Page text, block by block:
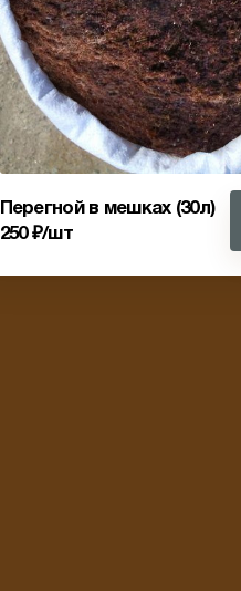
Перегной в мешках (30л)
250 ₽/шт